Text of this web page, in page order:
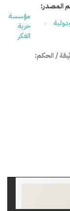
المصدر:
مؤسسة
حرية
الفكر
/ الحكم: